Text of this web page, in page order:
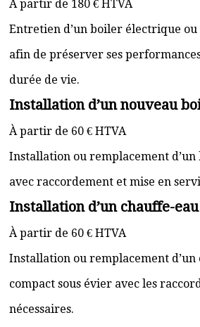
À partir de 180 € HTVA
Entretien d’un boiler électrique ou
afin de préserver ses
durée de vie.
Installation d’un nouveau
À partir de 60 € HTVA
Installation ou remplacement
avec raccordement et mise en
Installation d’un chauffe-
À partir de 60 € HTVA
Installation ou remplacement d’un
compact sous évier avec les
nécessaires.